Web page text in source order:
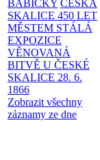
BABIČKY ČESKÁ
SKALICE 450 LET
MĚSTEM STÁLÁ
EXPOZICE
VĚNOVANÁ
BITVĚ U ČESKÉ
SKALICE 28. 6.
1866
Zobrazit všechny
záznamy ze dne